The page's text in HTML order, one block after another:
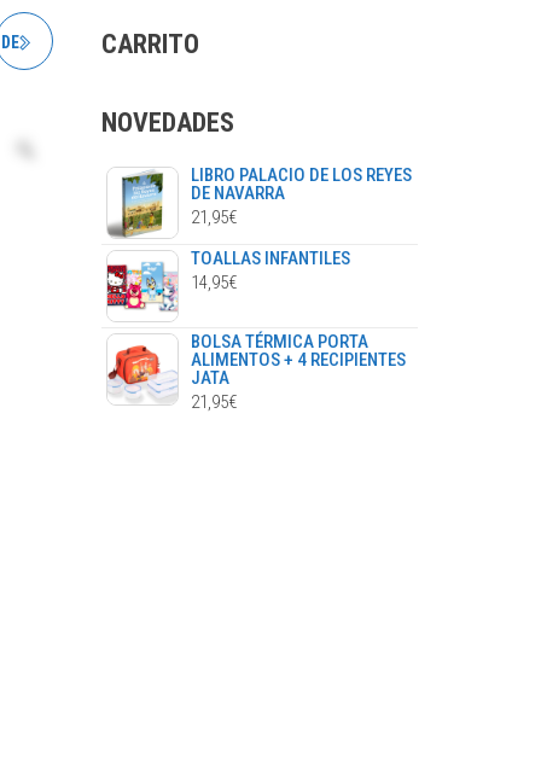
CARRITO
NOVEDADES
LIBRO PALACIO DE LOS REYES
DE NAVARRA
21,95€
TOALLAS INFANTILES
14,95€
BOLSA TÉRMICA PORTA
ALIMENTOS + 4 RECIPIENTES
JATA
21,95€